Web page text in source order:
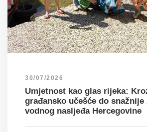
30/07/2026
Umjetnost kao glas rijeka:
građansko učešće do snažnije
vodnog nasljeđa Hercegovine